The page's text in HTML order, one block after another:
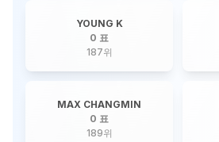
YOUNG K
0 표
187위
MAX CHANGMIN
0 표
189위